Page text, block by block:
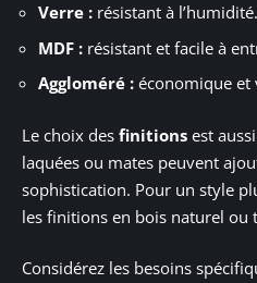
Verre : résistant à l’humidité.
MDF : résistant et facile à
Aggloméré : économique et
Le choix des finitions est
laquées ou mates peuvent
sophistication. Pour un style
les finitions en bois naturel ou
Considérez les besoins